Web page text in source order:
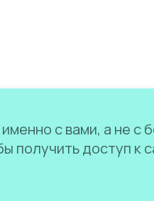
с вами, а не с
получить доступ к